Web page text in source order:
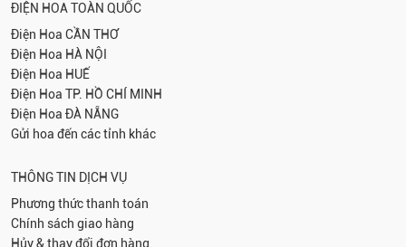
ĐIỆN HOA TOÀN QUỐC
Điện Hoa CẦN THƠ
Điện Hoa HÀ NỘI
Điện Hoa HUẾ
Điện Hoa TP. HỒ CHÍ MINH
Điện Hoa ĐÀ NẴNG
Gửi hoa đến các tỉnh khác
THÔNG TIN DỊCH VỤ
Phương thức thanh toán
Chính sách giao hàng
Hủy & thay đổi đơn hàng